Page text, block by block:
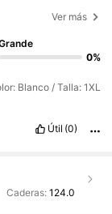
Ver más
0%
Blanco / Talla: 1XL
Útil (0)
Caderas: 124.0